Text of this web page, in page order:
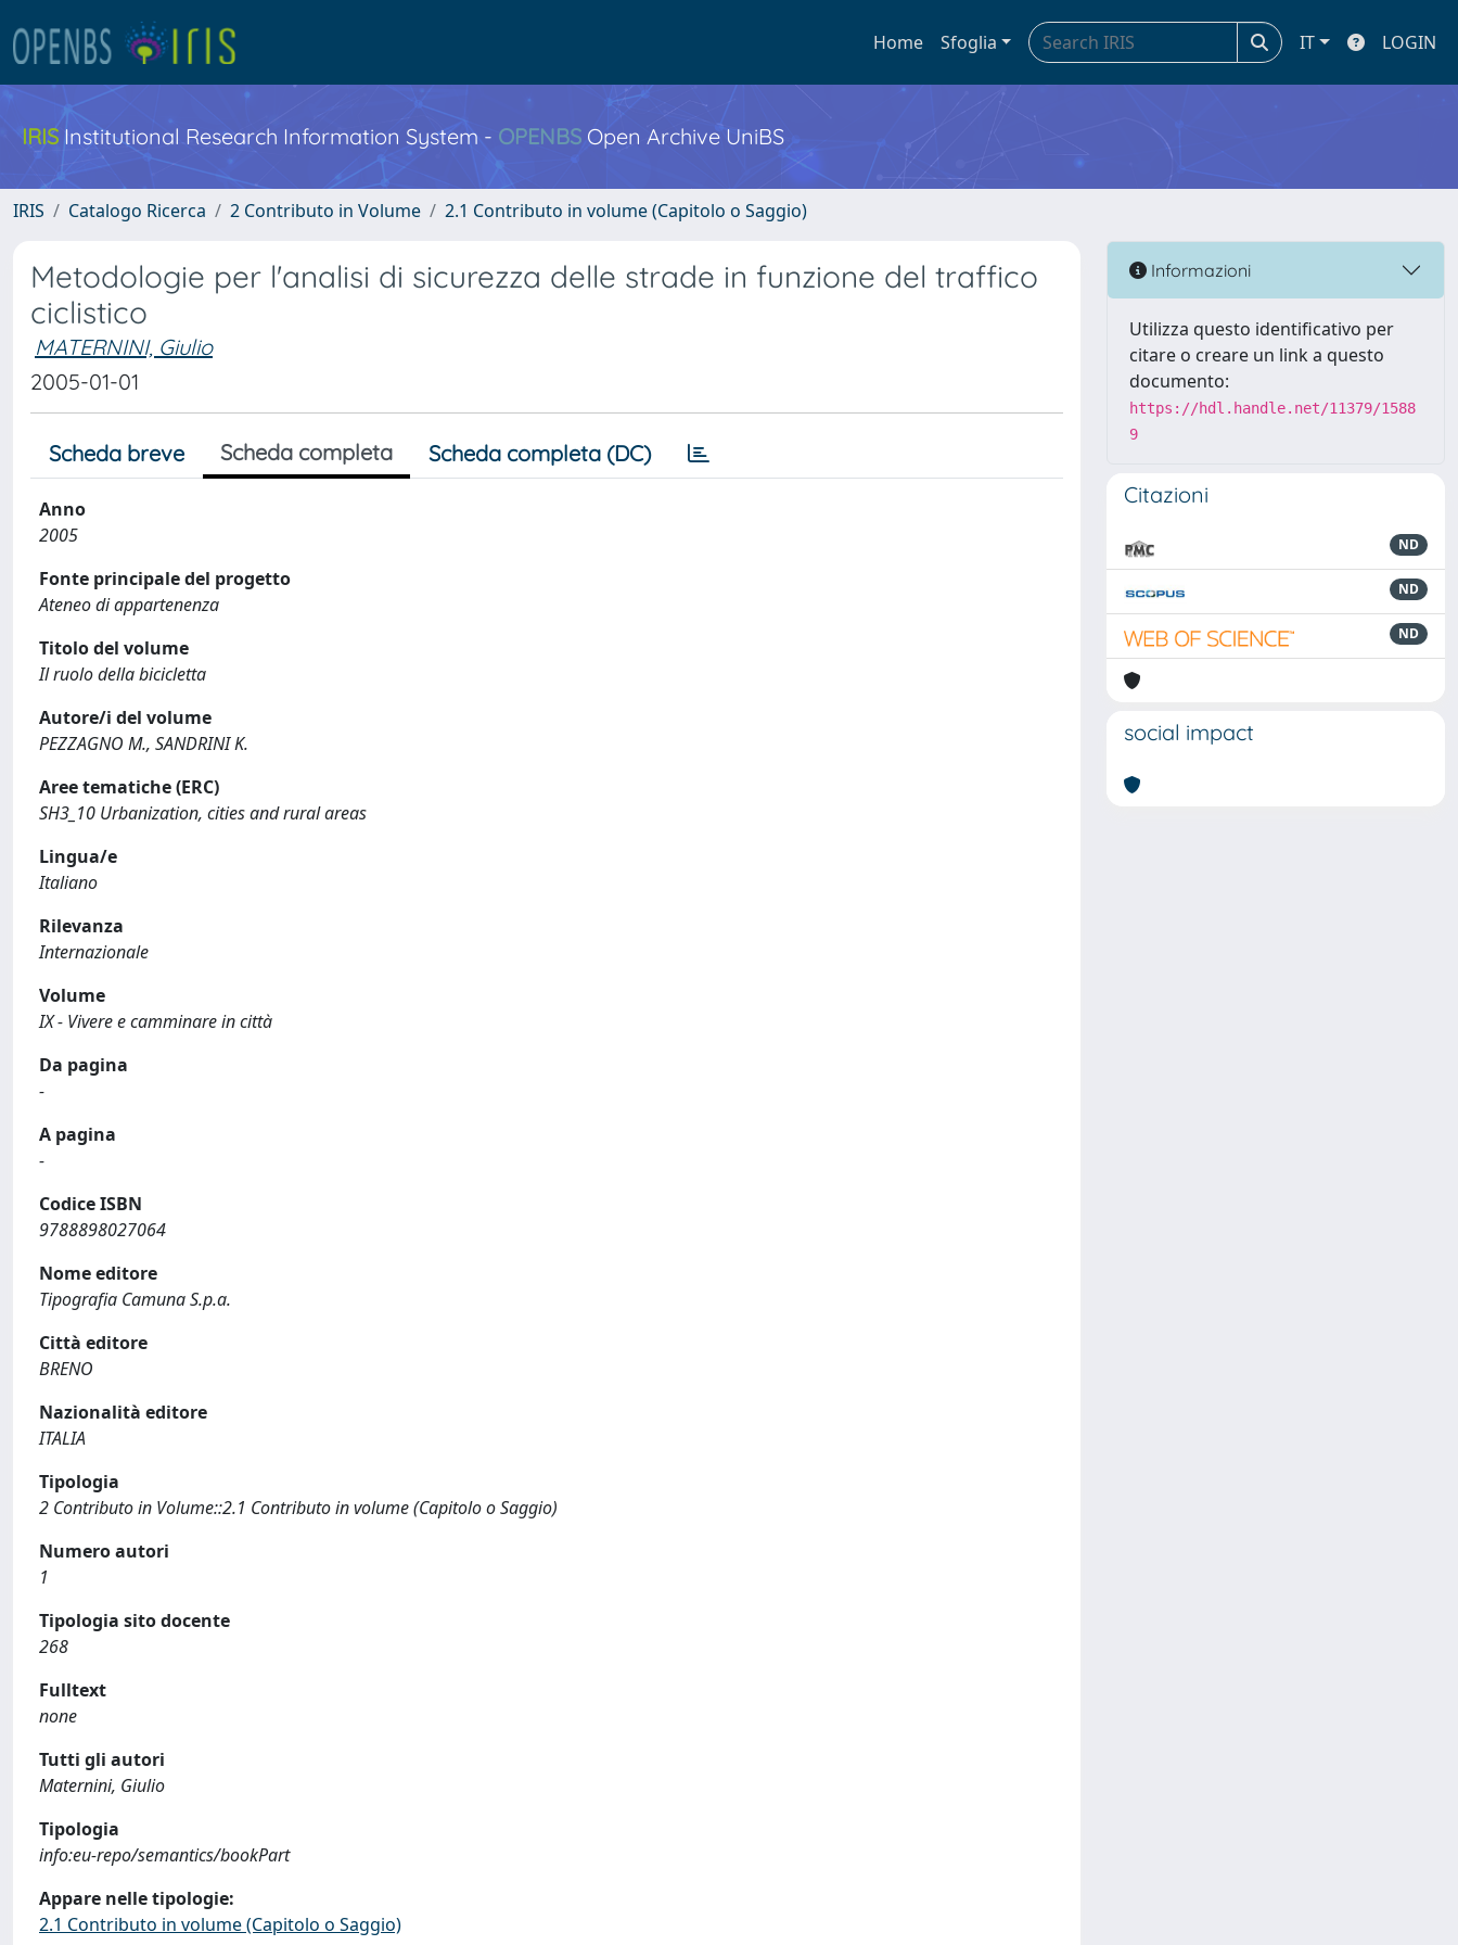
Home Sfoglia IT LOGIN
IRIS Institutional Research Information System - OPENBS Open Archive UniBS
IRIS Catalogo Ricerca 2 Contributo in Volume 2.1 Contributo in volume (Capitolo o Saggio)
Metodologie per l'analisi di sicurezza delle strade in funzione del traffico
ciclistico
MATERNINI, Giulio
2005-01-01
Scheda breve Scheda completa Scheda completa (DC)
Anno
2005
Fonte principale del progetto
Ateneo di appartenenza
Titolo del volume
Il ruolo della bicicletta
Autore/i del volume
PEZZAGNO M., SANDRINI K.
Aree tematiche (ERC)
SH3_10 Urbanization, cities and rural areas
Lingua/e
Italiano
Rilevanza
Internazionale
Volume
IX - Vivere e camminare in città
Da pagina
-
A pagina
-
Codice ISBN
9788898027064
Nome editore
Tipografia Camuna S.p.a.
Città editore
BRENO
Nazionalità editore
ITALIA
Tipologia
2 Contributo in Volume::2.1 Contributo in volume (Capitolo o Saggio)
Numero autori
1
Tipologia sito docente
268
Fulltext
none
Tutti gli autori
Maternini, Giulio
Tipologia
info:eu-repo/semantics/bookPart
Appare nelle tipologie:
2.1 Contributo in volume (Capitolo o Saggio)
Informazioni
Utilizza questo identificativo per
citare o creare un link a questo
documento:
https://hdl.handle.net/11379/1588
9
Citazioni
ND
ND
ND
social impact